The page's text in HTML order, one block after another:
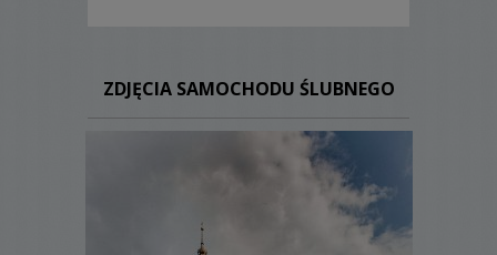
ZDJĘCIA SAMOCHODU ŚLUBNEGO